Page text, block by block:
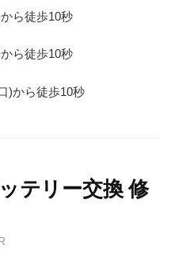
ら徒歩10秒
ら徒歩10秒
)から徒歩10秒
テリー交換 修